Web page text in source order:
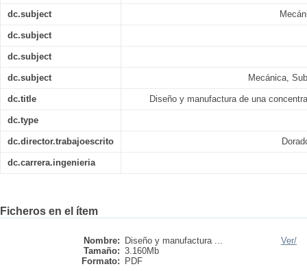
dc.subject
dc.subject
dc.subject
dc.subject Mecánica,
dc.title Diseño y manufactura de una
dc.type
dc.director.trabajoescrito
dc.carrera.ingenieria
Ficheros en el ítem
Nombre:
Diseño y manufactura ...
Tamaño: 3.160Mb
Formato:
PDF
Ver/